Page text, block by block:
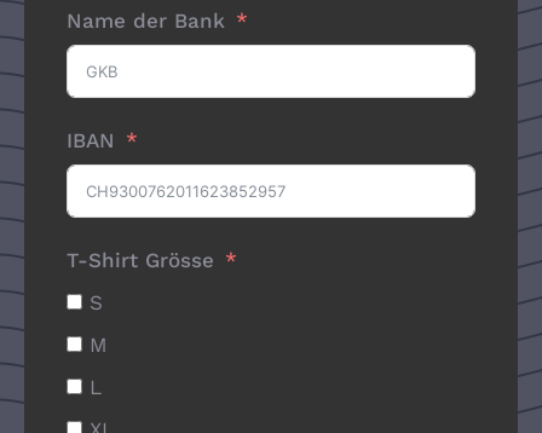
Name der Bank
IBAN
T-Shirt Grösse
S
M
L